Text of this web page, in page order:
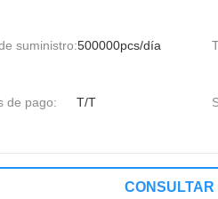
suministro:500000pcs/día
de pago: T/T